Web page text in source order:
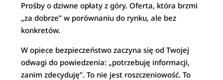
Prośby o dziwne opłaty z góry. Oferta, która brzmi
„za dobrze” w porównaniu do rynku, ale bez
konkretów.
W opiece bezpieczeństwo zaczyna się od Twojej
odwagi do powiedzenia: „potrzebuję informacji,
zanim zdecyduję”. To nie jest roszczeniowość. To